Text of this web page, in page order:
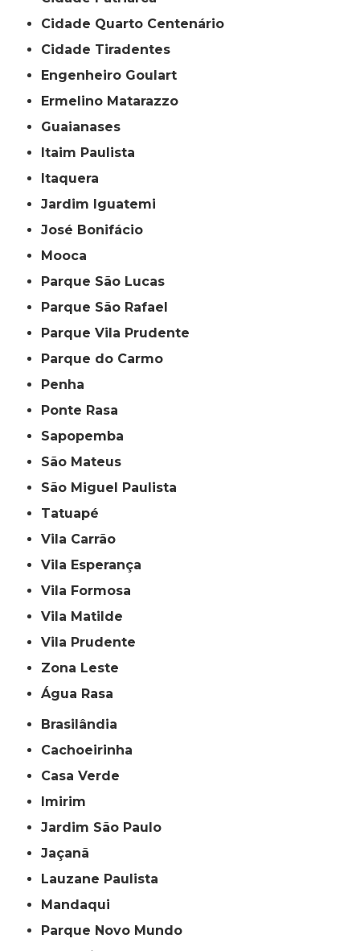
Cidade Quarto Centenário
Cidade Tiradentes
Engenheiro Goulart
Ermelino Matarazzo
Guaianases
Itaim Paulista
Itaquera
Jardim Iguatemi
José Bonifácio
Mooca
Parque São Lucas
Parque São Rafael
Parque Vila Prudente
Parque do Carmo
Penha
Ponte Rasa
Sapopemba
São Mateus
São Miguel Paulista
Tatuapé
Vila Carrão
Vila Esperança
Vila Formosa
Vila Matilde
Vila Prudente
Zona Leste
Água Rasa
Brasilândia
Cachoeirinha
Casa Verde
Imirim
Jardim São Paulo
Jaçanã
Lauzane Paulista
Mandaqui
Parque Novo Mundo